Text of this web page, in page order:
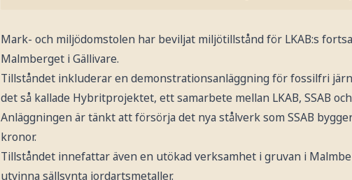
Mark- och miljödomstolen har beviljat miljötillstånd för LKAB:s
Malmberget i Gällivare.
Tillståndet inkluderar en demonstrationsanläggning för fossilfri
det så kallade Hybritprojektet, ett samarbete mellan LKAB, SSAB
Anläggningen är tänkt att försörja det nya stålverk som SSAB
kronor.
Tillståndet innefattar även en utökad verksamhet i gruvan i
utvinna sällsynta jordartsmetaller.